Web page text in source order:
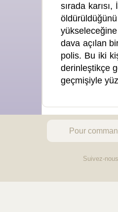
sırada
dava açılan
polis. Bu iki
derinleştikçe
geçmişiyle
Pour
Suivez-